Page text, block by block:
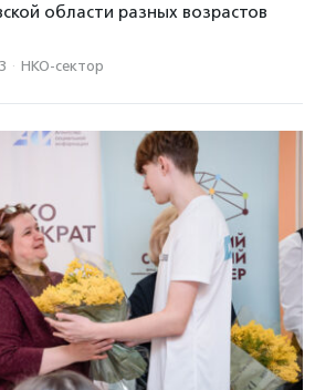
области разных возрастов
· НКО-сектор